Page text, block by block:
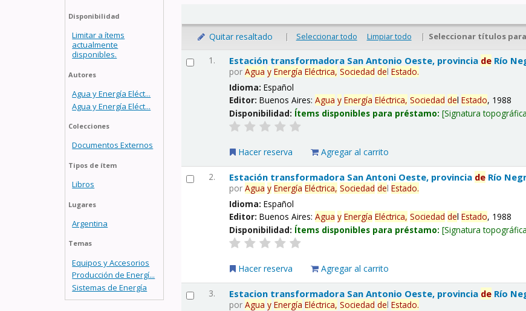
Disponibilidad
Limitar a ítems
actualmente
disponibles.
Autores
Agua y Energía Eléct...
Agua y Energía Eléct...
Colecciones
Documentos Externos
Tipos de ítem
Libros
Lugares
Argentina
Temas
Equipos y Accesorios
Producción de Energí...
Sistemas de Energía
Quitar resaltado | Seleccionar todo Limpiar todo | Seleccionar títulos
1. Estación transformadora San Antonio Oeste, provincia de Río
porAgua y Energía Eléctrica, Sociedad delEstado.
Idioma:Español
Editor:Buenos Aires:Agua y Energía Eléctrica, Sociedad delEstado, 1988
Disponibilidad: Ítems disponibles para préstamo: Signatura
Hacer reserva Agregar al carrito
2. Estación transformadora San Antoni Oeste, provincia de Río
porAgua y Energía Eléctrica, Sociedad delEstado.
Idioma:Español
Editor:Buenos Aires:Agua y Energía Eléctrica, Sociedad delEstado, 1988
Disponibilidad: Ítems disponibles para préstamo: Signatura
Hacer reserva Agregar al carrito
3. Estacion transformadora San Antonio Oeste, provincia de Río
porAgua y Energía Eléctrica, Sociedad delEstado.